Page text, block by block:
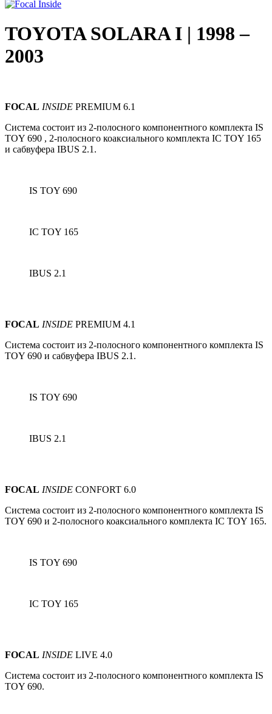
TOYOTA SOLARA I | 1998 –
2003
FOCAL INSIDE PREMIUM 6.1
Система состоит из 2-полосного компонентного комплекта IS
TOY 690 , 2-полосного коаксиального комплекта IC TOY 165
и сабвуфера IBUS 2.1.
IS TOY 690
IC TOY 165
IBUS 2.1
FOCAL INSIDE PREMIUM 4.1
Система состоит из 2-полосного компонентного комплекта IS
TOY 690 и сабвуфера IBUS 2.1.
IS TOY 690
IBUS 2.1
FOCAL INSIDE CONFORT 6.0
Система состоит из 2-полосного компонентного комплекта IS
TOY 690 и 2-полосного коаксиального комплекта IC TOY 165.
IS TOY 690
IC TOY 165
FOCAL INSIDE LIVE 4.0
Система состоит из 2-полосного компонентного комплекта IS
TOY 690.